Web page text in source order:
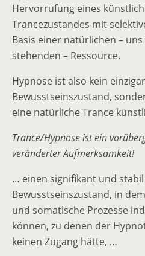
Hervorrufung eines
Trancezustandes mit
Basis einer natürlichen –
stehenden – Ressource.
Hypnose ist also kein
Bewusstseinszustand,
eine natürliche Trance
Trance/Hypnose ist ein
veränderter Aufmerksamkeit!
… einen signifikant und
Bewusstseinszustand, in
und somatische Prozesse
können, zu denen der
keinen Zugang hätte, …